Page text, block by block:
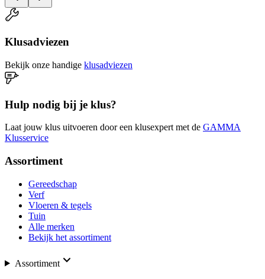
Klusadviezen
Bekijk onze handige klusadviezen
Hulp nodig bij je klus?
Laat jouw klus uitvoeren door een klusexpert met de GAMMA
Klusservice
Assortiment
Gereedschap
Verf
Vloeren & tegels
Tuin
Alle merken
Bekijk het assortiment
Assortiment